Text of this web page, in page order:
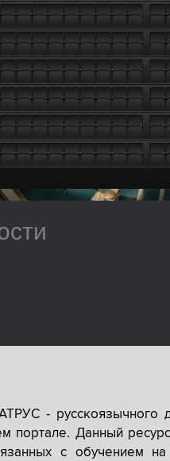
-
портале. Данный
с обучением